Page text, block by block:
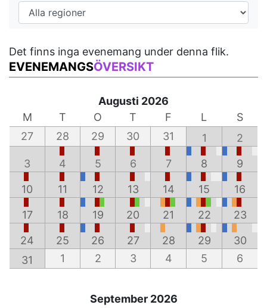
Det finns inga evenemang under denna flik.
EVENEMANGSÖVERSIKT
Augusti 2026
M
T O T F L
S
27
28 29 30 31 1 2
3 4 5 6 7 8 9
10 11 12 13 14 15 16
17 18 19 20 21 22 23
24 25 26 27 28 29
30
31
1 2 3 4 5 6
September 2026